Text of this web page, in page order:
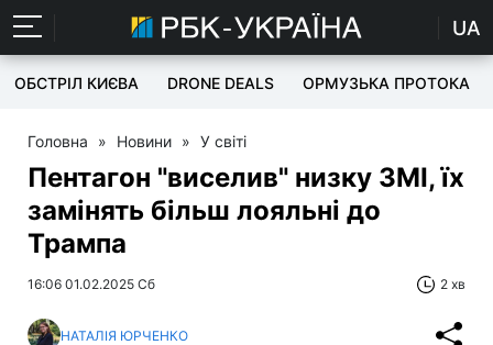
UA
ОБСТРІЛ КИЄВА DRONE DEALS ОРМУЗЬКА ПРОТОКА
Головна » Новини » У світі
Пентагон "виселив" низку ЗМІ, їх
замінять більш лояльні до
Трампа
16:06 01.02.2025 Сб 2 хв
НАТАЛІЯ ЮРЧЕНКО